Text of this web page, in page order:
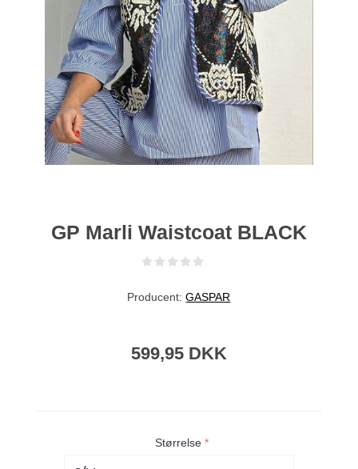
GP Marli Waistcoat BLACK
Producent: GASPAR
599,95 DKK
Størrelse*